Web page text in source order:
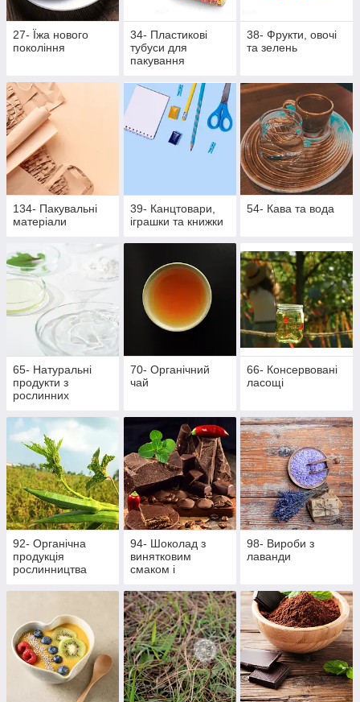
27- Їжа нового
покоління
34- Пластикові
тубуси для
пакування
38- Фрукти, овочі
та зелень
134- Пакувальні
матеріали
39- Канцтовари,
іграшки та книжки
54- Кава та вода
65- Натуральні
продукти з
рослинних
70- Органічний
чай
66- Консервовані
ласощі
92- Органічна
продукція
рослинництва
94- Шоколад з
винятковим
смаком і
98- Вироби з
лаванди